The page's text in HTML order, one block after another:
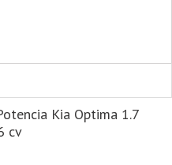
Kia Optima 1.7
cv